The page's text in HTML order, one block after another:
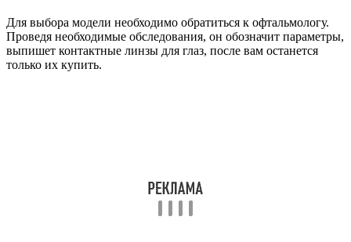
Для выбора модели необходимо обратиться к офтальмологу.
Проведя необходимые обследования, он обозначит параметры,
выпишет контактные линзы для глаз, после вам останется
только их купить.